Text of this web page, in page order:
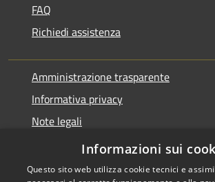
FAQ
Richiedi assistenza
Amministrazione trasparente
Informativa privacy
Note legali
Dichiarazione di accessibilità
Informazioni sui
Questo sito web utilizza cookie tecnici e